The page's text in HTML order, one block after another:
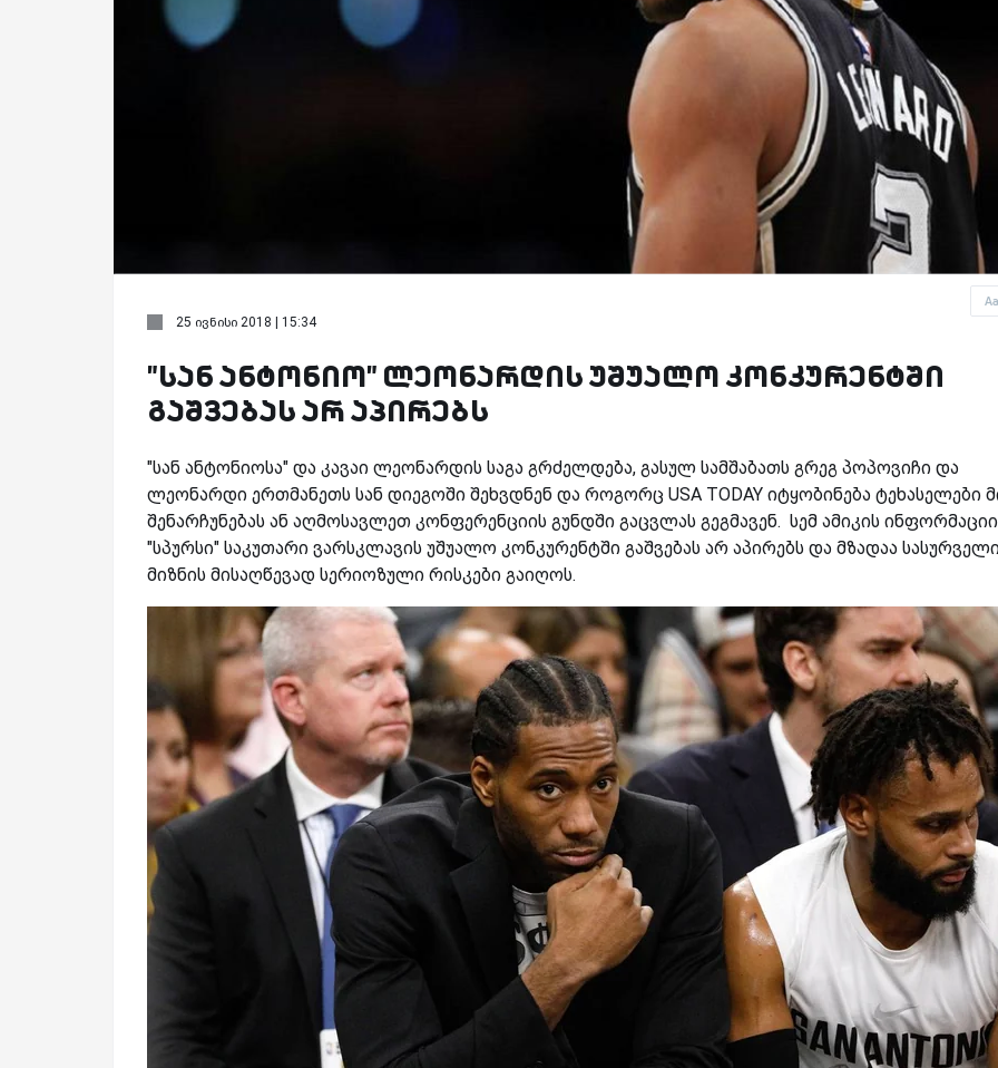
Aa
25 ივნისი 2018 | 15:34
"სან ანტონიო" ლეონარდის უშუალო კონკურენტში
გაშვებას არ აპირებს
"სან ანტონიოსა" და კავაი ლეონარდის საგა გრძელდება, გასულ სამშაბათს გრეგ პოპოვიჩი და
ლეონარდი ერთმანეთს სან დიეგოში შეხვდნენ და როგორც USA TODAY იტყობინება ტეხასელები
შენარჩუნებას ან აღმოსავლეთ კონფერენციის გუნდში გაცვლას გეგმავენ. სემ ამიკის
"სპურსი" საკუთარი ვარსკლავის უშუალო კონკურენტში გაშვებას არ აპირებს და მზადაა
მიზნის მისაღწევად სერიოზული რისკები გაიღოს.